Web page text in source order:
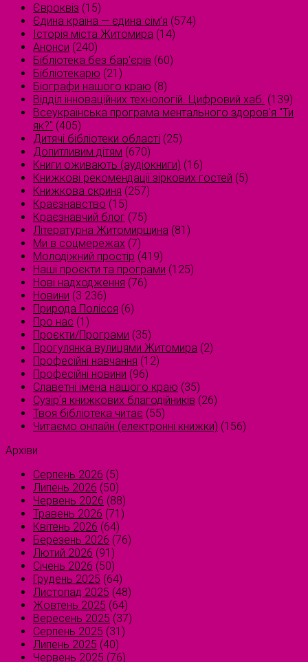
Євроквіз (15)
Єдина країна — єдина сім’я (574)
Історія міста Житомира (14)
Анонси (240)
Бібліотека без бар'єрів (60)
Бібліотекарю (21)
Біографи нашого краю (8)
Відділ інноваційних технологій. Цифровий хаб. (139)
Всеукраїнська програма ментального здоров'я "Ти
як?" (405)
Дитячі бібліотеки області (25)
Допитливим дітям (670)
Книги оживають (аудіокниги) (16)
Книжкові рекомендації зіркових гостей (5)
Книжкова скриня (257)
Краєзнавство (15)
Краєзнавчий блог (75)
Літературна Житомирщина (81)
Ми в соцмережах (7)
Молодіжний простір (419)
Наші проєкти та програми (125)
Нові надходження (76)
Новини (3 236)
Природа Полісся (6)
Про нас (1)
Проєкти/Програми (35)
Прогулянка вулицями Житомира (2)
Професійні навчання (12)
Професійні новини (96)
Славетні імена нашого краю (35)
Сузірʼя книжкових благодійників (26)
Твоя бібліотека читає (55)
Читаємо онлайн (електронні книжки) (156)
Архіви
Серпень 2026 (5)
Липень 2026 (50)
Червень 2026 (88)
Травень 2026 (71)
Квітень 2026 (64)
Березень 2026 (76)
Лютий 2026 (91)
Січень 2026 (50)
Грудень 2025 (64)
Листопад 2025 (48)
Жовтень 2025 (64)
Вересень 2025 (37)
Серпень 2025 (31)
Липень 2025 (40)
Червень 2025 (76)